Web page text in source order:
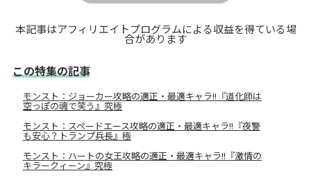
本記事はアフィリエイトプログラムによる収益を得ている場
合があります
この特集の記事
モンスト：ジョーカー攻略の適正・最適キャラ!!『道化師は
空っぽの魂で笑う』究極
モンスト：スペードエース攻略の適正・最適キャラ!!『夜警
も安心？トランプ兵長』極
モンスト：ハートの女王攻略の適正・最適キャラ!!『激情の
キラークィーン』究極